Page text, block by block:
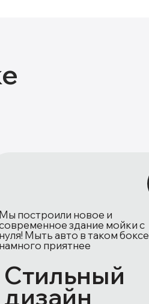
Мы построили новое и
здание мойки с
нуля! Мыть авто в таком боксе
намного приятнее
Стильный
дизайн